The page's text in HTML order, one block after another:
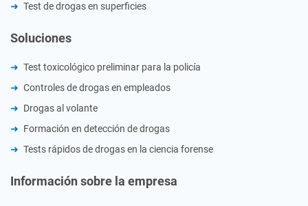
Test de drogas en superficies
Soluciones
Test toxicológico preliminar para la policía
Controles de drogas en empleados
Drogas al volante
Formación en detección de drogas
Tests rápidos de drogas en la ciencia forense
Información sobre la empresa